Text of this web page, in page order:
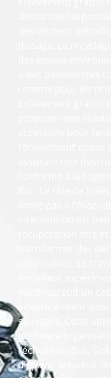
adapté, évitant ainsi
sauvages. Cette
meilleure
l’échelle du Buc.
d’épave, le rachat